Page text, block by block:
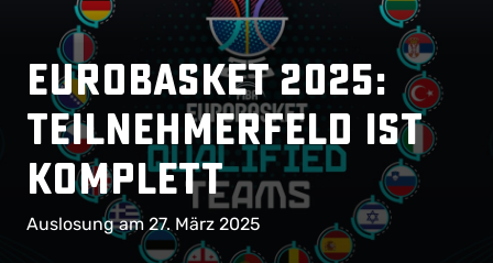
EuroBasket 2025:
Teilnehmerfeld ist
komplett
Auslosung am 27. März 2025